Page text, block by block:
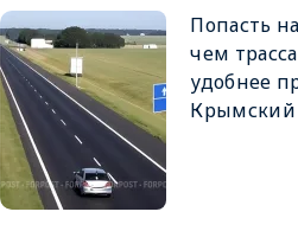
Попасть
чем
удобнее
Крымский